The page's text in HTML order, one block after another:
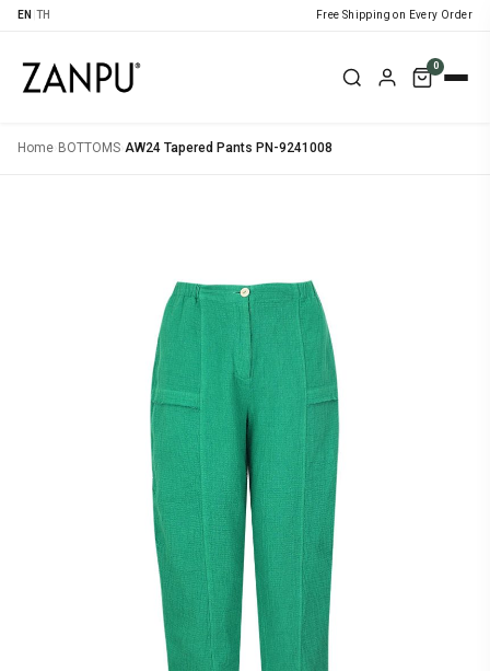
EN TH Free Shipping on Every Order
0
Home BOTTOMS AW24 Tapered Pants PN-9241008